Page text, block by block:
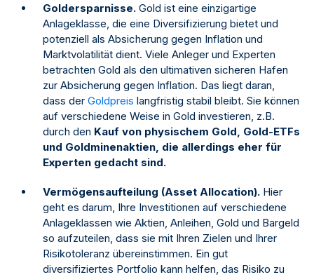
Goldersparnisse. Gold ist eine einzigartige
Anlageklasse, die eine Diversifizierung bietet und
potenziell als Absicherung gegen Inflation und
Marktvolatilität dient. Viele Anleger und Experten
betrachten Gold als den ultimativen sicheren Hafen
zur Absicherung gegen Inflation. Das liegt daran,
dass der Goldpreis langfristig stabil bleibt. Sie können
auf verschiedene Weise in Gold investieren, z.B.
durch den Kauf von physischem Gold, Gold-ETFs
und Goldminenaktien, die allerdings eher für
Experten gedacht sind.
Vermögensaufteilung (Asset Allocation). Hier
geht es darum, Ihre Investitionen auf verschiedene
Anlageklassen wie Aktien, Anleihen, Gold und Bargeld
so aufzuteilen, dass sie mit Ihren Zielen und Ihrer
Risikotoleranz übereinstimmen. Ein gut
diversifiziertes Portfolio kann helfen, das Risiko zu